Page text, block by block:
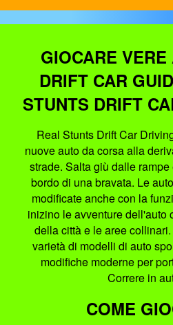
GIOCARE
DRIFT CAR
STUNTS DRIFT
Real Stunts Drift Car
nuove auto da corsa alla
strade. Salta giù dalle
bordo di una bravata. Le
modificate anche con la
inizino le avventure dell'auto
della città e le aree
varietà di modelli di auto
modifiche moderne per
Correre in
COME